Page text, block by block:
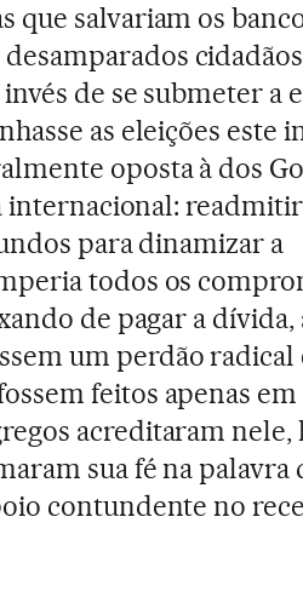
salvariam os
de se submeter a
as eleições este
oposta à dos
internacional:
para dinamizar a
todos os
de pagar a dívida,
um perdão radical
feitos apenas
acreditaram nele,
sua fé na palavra
contundente no